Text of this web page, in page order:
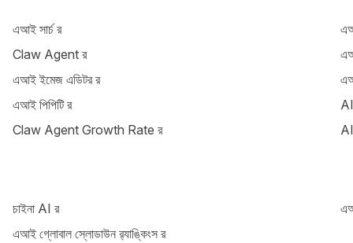
এআই সার্চ র‌‍‍‍‍‍‍‍‍‍‍‍‍‍‍‍‍‍‍‍‍‍‍‍‍‍‍‍‍‍‍‍‍‍‍‍‍‍‍‍‍‍‍‍‍‍‍‍‍‍‍‍‍‍‍‍‍‍‍‍‍‍‍‍‍‍‍‍‍‍‍‍‍‍‍‍‍‍‍‍‍‍‍‍‍‍‍‍‍‍‍‍‍‍‍‍‍‍‍‍‍‍‍‍‍‍‍‍‍‍‍‍‍‍‍‍‍‍‍‍‍‍‍‍‍‍‍‍‍‍‍‍‍‍‍‍‍‍‍‍‍‍‍‍‍‍‍‍‍‍‍‍‍‍‍‍‍‍‍‍‍‍‍‍‍‍‍‍‍‍‍‍‍‍‍‍‍‍‍‍‍‍‍‍‍‍‍‍‍‍‍‍‍‍‍‍‍‍‍‍‍‍‍‍‍‍‍‍‍‍‍‍‍‍‍‍‍‍‍‍‍‍‍‍‍‍‍‍‍‍‍‍‍‍‍‍‍‍‍‍‍‍‍‍‍‍‍‍‍‍‍‍‍‍‍‍‍‍‍‍‍‍‍‍‍‍‍‍‍‍‍‍‍‍‍‍‍‍‍‍‍‍‍‍‍‍‍‍‍‍‍‍‍‍‍‍‍‍‍‍‍‍‍‍‍‍‍‍‍‍‍‍‍‍‍‍‍‍‍‍‍‍‍‍‍‍‍‍‍‍‍‍‍‍‍‍‍‍‍‍‍‍‍‍‍‍‍‍‍‍‍‍‍‍‍‍‍‍‍‍‍‍‍‍‍‍‍‍‍‍‍‍‍‍‍‍‍‍‍‍‍‍‍‍‍‍‍‍‍‍‍‍‍‍‍‍‍‍‍‍‍‍‍‍‍‍‍‍‍‍‍‍‍‍‍‍‍‍‍‍‍‍‍‍‍‍‍‍‍‍‍‍‍‍‍‍‍‍‍‍‍‍‍‍‍‍‍‍‍‍‍‍‍‍‍‍‍‍‍‍‍‍‍‍‍‍‍‍‍‍‍‍‍‍‍‍‍‍‍‍‍‍‍‍‍‍‍‍‍‍‍‍‍‍‍‍‍‍‍‍‍‍‍‍‍‍‍‍‍‍‍‍‍‍‍‍‍‍‍‍‍‍‍‍‍‍‍‍‍‍‍‍‍‍‍‍‍‍‍‍‍‍‍‍‍‍‍‍‍‍‍‍‍‍‍‍‍‍‍‍‍‍‍‍‍‍‍‍‍‍‍‍‍‍‍‍‍‍‍‍‍‍‍‍‍‍‍‍‍‍‍‍‍‍‍‍‍‍‍‍‍‍‍‍‍‍‍‍‍‍‍‍‍‍‍‍‍‍‍‍‍‍‍‍‍‍‍‍‍‍‍‍‍‍‍‍‍‍‍‍‍‍‍‍‍‍‍‍‍‍‍‍‍‍‍‍‍‍‍‍‍‍‍‍‍‍‍‍‍‍‍‍‍‍‍‍‍‍‍‍‍‍‍‍‍‍‍‍‍‍‍‍‍‍‍‍‍‍‍‍‍‍‍‍‍‍‍‍‍‍‍‍‍‍‍‍‍‍‍‍‍‍‍‍‍‍‍‍‍‍‍‍‍‍‍‍‍‍‍‍‍‍‍‍‍‍‍‍‍‍‍‍‍‍‍‍‍‍‍‍‍‍‍‍‍‍‍‍‍‍‍‍‍‍‍‍‍‍‍‍‍‍‍‍‍‍‍‍‍‍‍‍‍‍‍‍‍‍‍‍‍‍‍‍‍‍‍‍‍‍‍‍‍‍‍‍‍‍‍‍‍‍‍‍‍‍‍‍‍‍‍‍‍‍‍‍‍‍‍‍‍‍‍‍‍‍‍‍‍‍‍‍‍‍‍‍‍‍‍‍‍‍‍‍‍‍‍‍‍‍‍‍‍‍‍‍‍‍‍‍‍‍‍‍‍‍‍‍‍‍‍‍‍‍‍‍‍‍‍‍‍‍‍‍‍‍‍‍‍‍‍‍‍‍‍‍‍‍‍‍‍‍‍‍‍‍‍‍‍‍‍‍‍‍‍‍‍‍‍‍‍‍‍‍‍‍‍‍‍‍‍‍‍‍‍‍‍‍‍‍‍‍‍‍‍‍‍‍‍‍‍‍‍‍‍‍‍‍‍‍‍‍‍‍‍‍‍‍‍‍‍‍‍‍‍‍‍‍‍‍‍‍‍‍‍‍‍‍‍‍‍‍‍‍‍‍‍‍‍‍‍‍‍‍‍‍‍‍‍‍‍‍‍‍‍‍‍‍‍‍‍‍‍‍‍‍‍‍‍‍‍‍‍‍‍‍‍‍‍‍‍‍‍‍‍‍‍‍‍‍‍‍‍‍‍‍‍‍‍‍‍‍‍‍‍‍‍‍‍‍‍‍‍‍‍‍‍‍‍‍‍‍‍‍‍‍‍‍‍‍‍‍‍‍‍‍‍‍‍‍‍‍‍‍‍‍‍‍‍‍‍‍‍‍‍‍‍‍‍‍‍‍‍‍‍‍‍‍‍‍‍‍‍‍‍‍‍‍‍‍‍‍‍‍‍‍‍‍‍‍‍‍‍‍‍‍‍‍‍‍‍‍‍‍‍‍‍‍‍‍‍‍‍‍‍‍‍‍‍‍‍‍‍‍‍‍‍‍‍‍‍‍‍‍‍‍‍‍‍‍‍‍‍‍‍‍‍‍‍‍‍‍‍‍‍‍‍‍‍‍‍‍‍‍‍‍‍‍‍‍‍‍‍‍‍‍‍‍‍‍‍‍‍‍‍‍‍‍‍‍‍‍‍‍‍‍‍‍‍‍‍‍‍‍‍‍‍‍‍‍‍‍‍‍‍‍‍‍‍‍‍‍‍‍‍‍‍‍‍‍‍‍‍‍‍‍‍‍‍‍‍‍‍‍‍‍‍‍‍‍‍‍‍‍‍‍‍‍‍‍‍‍‍‍‍‍‍‍‍‍‍‍‍‍‍‍‍‍‍‍‍‍‍‍‍‍‍‍‍‍‍‍‍‍‍‍‍‍‍‍‍‍‍‍‍‍‍‍‍‍‍‍‍‍‍‍‍‍‍‍‍‍‍‍‍‍‍‍‍‍‍‍‍‍‍‍‍‍‍‍‍‍‍‍‍‍‍‍‍‍‍‍‍‍‍‍‍‍‍‍‍‍‍‍‍‍‍‍‍‍‍‍‍‍‍‍‍‍‍‍‍‍‍‍‍‍‍‍‍‍‍‍‍‍‍‍‍‍‍‍‍‍‍‍‍‍‍‍‍‍‍‍‍‍‍‍‍‍‍‍‍‍‍‍‍‍‍‍‍‍‍‍‍‍‍‍‍‍‍‍‍‍‍‍‍‍‍‍‍‍‍‍‍‍‍‍‍‍‍‍‍‍‍‍‍‍‍‍‍‍‍‍‍‍‍‍‍‍‍‍‍‍‍‍‍‍‍‍‍‍‍‍‍‍‍‍‍‍‍‍‍‍‍‍‍‍‍‍‍‍‍‍‍‍‍‍‍‍‍‍‍‍‍‍‍‍‍‍‍‍‍‍‍‍‍‍‍‍‍‍‍‍‍‍‍‍‍‍‍‍‍‍‍‍‍‍‍‍‍‍‍‍‍‍‍‍‍‍‍‍‍‍‍‍‍‍‍‍‍‍‍‍‍‍‍‍‍‍‍‍‍‍‍‍‍‍‍‍‍‍‍‍‍‍‍‍‍‍‍‍‍‍‍‍‍‍‍‍‍‍‍‍‍‍‍‍‍‍‍‍‍‍‍‍‍‍‍‍‍‍‍‍‍‍‍‍‍‍‍‍‍‍‍‍‍‍‍‍‍‍‍‍‍‍‍‍‍‍‍‍‍‍‍‍‍‍‍‍‍‍‍‍‍‍‍‍‍‍‍‍‍‍‍‍‍‍‍‍‍‍‍‍‍‍‍‍‍‍‍‍‍‍‍‍‍‍‍‍‍‍‍‍‍‍‍‍‍‍‍‍‍‍‍‍‍‍‍‍‍‍‍‍‍‍‍‍‍‍‍‍‍‍‍‍‍‍‍‍‍‍‍‍‍‍‍‍‍‍‍‍‍‍‍‍‍‍‍‍‍‍‍‍‍‍‍‍‍‍‍‍‍‍‍‍‍‍‍‍‍‍‍‍‍‍‍‍‍‍‍‍‍‍‍‍‍‍‍‍‍‍‍‍‍‍‍‍‍‍‍‍‍‍‍‍‍‍‍‍‍‍‍‍‍‍‍‍‍‍‍‍‍‍‍‍‍‍‍‍‍‍‍‍‍‍‍‍‍‍‍‍‍‍‍‍‍‍‍‍‍‍‍‍‍‍‍‍‍‍‍‍‍‍‍‍‍‍‍‍‍‍‍‍‍‍‍‍‍‍‍‍‍‍‍‍‍‍‍‍‍
Claw Agent র‌‍‍‍‍‍‍‍‍‍‍‍‍‍‍‍‍‍‍‍‍‍‍‍‍‍‍‍‍‍‍‍‍‍‍‍‍‍‍‍‍‍‍‍‍‍‍‍‍‍‍‍‍‍‍‍‍‍‍‍‍‍‍‍‍‍‍‍‍‍‍‍‍‍‍‍‍‍‍‍‍‍‍‍‍‍‍‍‍‍‍‍‍‍‍‍‍‍‍‍‍‍‍‍‍‍‍‍‍‍‍‍‍‍‍‍‍‍‍‍‍‍‍‍‍‍‍‍‍‍‍‍‍‍‍‍‍‍‍‍‍‍‍‍‍‍‍‍‍‍‍‍‍‍‍‍‍‍‍‍‍‍‍‍‍‍‍‍‍‍‍‍‍‍‍‍‍‍‍‍‍‍‍‍‍‍‍‍‍‍‍‍‍‍‍‍‍‍‍‍‍‍‍‍‍‍‍‍‍‍‍‍‍‍‍‍‍‍‍‍‍‍‍‍‍‍‍‍‍‍‍‍‍‍‍‍‍‍‍‍‍‍‍‍‍‍‍‍‍‍‍‍‍‍‍‍‍‍‍‍‍‍‍‍‍‍‍‍‍‍‍‍‍‍‍‍‍‍‍‍‍‍‍‍‍‍‍‍‍‍‍‍‍‍‍‍‍‍‍‍‍‍‍‍‍‍‍‍‍‍‍‍‍‍‍‍‍‍‍‍‍‍‍‍‍‍‍‍‍‍‍‍‍‍‍‍‍‍‍‍‍‍‍‍‍‍‍‍‍‍‍‍‍‍‍‍‍‍‍‍‍‍‍‍‍‍‍‍‍‍‍‍‍‍‍‍‍‍‍‍‍‍‍‍‍‍‍‍‍‍‍‍‍‍‍‍‍‍‍‍‍‍‍‍‍‍‍‍‍‍‍‍‍‍‍‍‍‍‍‍‍‍‍‍‍‍‍‍‍‍‍‍‍‍‍‍‍‍‍‍‍‍‍‍‍‍‍‍‍‍‍‍‍‍‍‍‍‍‍‍‍‍‍‍‍‍‍‍‍‍‍‍‍‍‍‍‍‍‍‍‍‍‍‍‍‍‍‍‍‍‍‍‍‍‍‍‍‍‍‍‍‍‍‍‍‍‍‍‍‍‍‍‍‍‍‍‍‍‍‍‍‍‍‍‍‍‍‍‍‍‍‍‍‍‍‍‍‍‍‍‍‍‍‍‍‍‍‍‍‍‍‍‍‍‍‍‍‍‍‍‍‍‍‍‍‍‍‍‍‍‍‍‍‍‍‍‍‍‍‍‍‍‍‍‍‍‍‍‍‍‍‍‍‍‍‍‍‍‍‍‍‍‍‍‍‍‍‍‍‍‍‍‍‍‍‍‍‍‍‍‍‍‍‍‍‍‍‍‍‍‍‍‍‍‍‍‍‍‍‍‍‍‍‍‍‍‍‍‍‍‍‍‍‍‍‍‍‍‍‍‍‍‍‍‍‍‍‍‍‍‍‍‍‍‍‍‍‍‍‍‍‍‍‍‍‍‍‍‍‍‍‍‍‍‍‍‍‍‍‍‍‍‍‍‍‍‍‍‍‍‍‍‍‍‍‍‍‍‍‍‍‍‍‍‍‍‍‍‍‍‍‍‍‍‍‍‍‍‍‍‍‍‍‍‍‍‍‍‍‍‍‍‍‍‍‍‍‍‍‍‍‍‍‍‍‍‍‍‍‍‍‍‍‍‍‍‍‍‍‍‍‍‍‍‍‍‍‍‍‍‍‍‍‍‍‍‍‍‍‍‍‍‍‍‍‍‍‍‍‍‍‍‍‍‍‍‍‍‍‍‍‍‍‍‍‍‍‍‍‍‍‍‍‍‍‍‍‍‍‍‍‍‍‍‍‍‍‍‍‍‍‍‍‍‍‍‍‍‍‍‍‍‍‍‍‍‍‍‍‍‍‍‍‍‍‍‍‍‍‍‍‍‍‍‍‍‍‍‍‍‍‍‍‍‍‍‍‍‍‍‍‍‍‍‍‍‍‍‍‍‍‍‍‍‍‍‍‍‍‍‍‍‍‍‍‍‍‍‍‍‍‍‍‍‍‍‍‍‍‍‍‍‍‍‍‍‍‍‍‍‍‍‍‍‍‍‍‍‍‍‍‍‍‍‍‍‍‍‍‍‍‍‍‍‍‍‍‍‍‍‍‍‍‍‍‍‍‍‍‍‍‍‍‍‍‍‍‍‍‍‍‍‍‍‍‍‍‍‍‍‍‍‍‍‍‍‍‍‍‍‍‍‍‍‍‍‍‍‍‍‍‍‍‍‍‍‍‍‍‍‍‍‍‍‍‍‍‍‍‍‍‍‍‍‍‍‍‍‍‍‍‍‍‍‍‍‍‍‍‍‍‍‍‍‍‍‍‍‍‍‍‍‍‍‍‍‍‍‍‍‍‍‍‍‍‍‍‍‍‍‍‍‍‍‍‍‍‍‍‍‍‍‍‍‍‍‍‍‍‍‍‍‍‍‍‍‍‍‍‍‍‍‍‍‍‍‍‍‍‍‍‍‍‍‍‍‍‍‍‍‍‍‍‍‍‍‍‍‍‍‍‍‍‍‍‍‍‍‍‍‍‍‍‍‍‍‍‍‍‍‍‍‍‍‍‍‍‍‍‍‍‍‍‍‍‍‍‍‍‍‍‍‍‍‍‍‍‍‍‍‍‍‍‍‍‍‍‍‍‍‍‍‍‍‍‍‍‍‍‍‍‍‍‍‍‍‍‍‍‍‍‍‍‍‍‍‍‍‍‍‍‍‍‍‍‍‍‍‍‍‍‍‍‍‍‍‍‍‍‍‍‍‍‍‍‍‍‍‍‍‍‍‍‍‍‍‍‍‍‍‍‍‍‍‍‍‍‍‍‍‍‍‍‍‍‍‍‍‍‍‍‍‍‍‍‍‍‍‍‍‍‍‍‍‍‍‍‍‍‍‍‍‍‍‍‍‍‍‍‍‍‍‍‍‍‍‍‍‍‍‍‍‍‍‍‍‍‍‍‍‍‍‍‍‍‍‍‍‍‍‍‍‍‍‍‍‍‍‍‍‍‍‍‍‍‍‍‍‍‍‍‍‍‍‍‍‍‍‍‍‍‍‍‍‍‍‍‍‍‍‍‍‍‍‍‍‍‍‍‍‍‍‍‍‍‍‍‍‍‍‍‍‍‍‍‍‍‍‍‍‍‍‍‍‍‍‍‍‍‍‍‍‍‍‍‍‍‍‍‍‍‍‍‍‍‍‍‍‍‍‍‍‍‍‍‍‍‍‍‍‍‍‍‍‍‍‍‍‍‍‍‍‍‍‍‍‍‍‍‍‍‍‍‍‍‍‍‍‍‍‍‍‍‍‍‍‍‍‍‍‍‍‍‍‍‍‍‍‍‍‍‍‍‍‍‍‍‍‍‍‍‍‍‍‍‍‍‍‍‍‍‍‍‍‍‍‍‍‍‍‍‍‍‍‍‍‍‍‍‍‍‍‍‍‍‍‍‍‍‍‍‍‍‍‍‍‍‍‍‍‍‍‍‍‍‍‍‍‍‍‍‍‍‍‍‍‍‍‍‍‍‍‍‍‍‍‍‍‍‍‍‍‍‍‍‍‍‍‍‍‍‍‍‍‍‍‍‍‍‍‍‍‍‍‍‍‍‍‍‍‍‍‍‍‍‍‍‍‍‍‍‍‍‍‍‍‍‍‍‍‍‍‍‍‍‍‍‍‍‍‍‍‍‍‍‍‍‍‍‍‍‍‍‍‍‍‍‍‍‍‍‍‍‍‍‍‍‍‍‍‍‍‍‍‍‍‍‍‍‍‍‍‍‍‍‍‍‍‍‍‍‍‍‍‍‍‍‍‍‍‍‍‍‍‍‍‍‍‍‍‍‍‍‍‍‍‍‍‍‍‍‍‍‍‍‍‍‍‍‍‍‍‍‍‍‍‍‍‍‍‍‍‍‍‍‍‍‍‍‍‍‍‍‍‍‍‍‍‍‍‍‍‍‍‍‍‍‍‍‍‍‍‍‍‍‍‍‍‍‍‍‍‍‍‍‍‍‍‍‍‍‍‍‍‍‍‍‍‍‍‍‍‍‍‍‍‍‍‍‍‍‍‍‍‍‍‍‍‍‍‍‍‍‍‍‍‍‍‍‍‍‍‍‍‍‍‍‍‍‍‍‍‍‍‍‍‍‍‍‍‍‍‍‍‍‍‍‍‍‍‍‍‍‍‍‍‍‍‍‍‍‍‍‍‍‍‍‍‍‍‍‍‍‍‍‍‍‍‍‍‍‍‍‍‍‍‍‍‍‍‍‍‍‍‍‍‍‍‍‍‍‍‍‍‍‍‍‍‍‍‍‍‍‍‍‍‍‍‍‍‍‍‍‍‍‍‍‍‍‍‍‍‍‍‍‍‍‍‍‍‍‍‍‍‍‍‍‍‍
এআই ইমেজ এডিটর র‌‍‍‍‍‍‍‍‍‍‍‍‍‍‍‍‍‍‍‍‍‍‍‍‍‍‍‍‍‍‍‍‍‍‍‍‍‍‍‍‍‍‍‍‍‍‍‍‍‍‍‍‍‍‍‍‍‍‍‍‍‍‍‍‍‍‍‍‍‍‍‍‍‍‍‍‍‍‍‍‍‍‍‍‍‍‍‍‍‍‍‍‍‍‍‍‍‍‍‍‍‍‍‍‍‍‍‍‍‍‍‍‍‍‍‍‍‍‍‍‍‍‍‍‍‍‍‍‍‍‍‍‍‍‍‍‍‍‍‍‍‍‍‍‍‍‍‍‍‍‍‍‍‍‍‍‍‍‍‍‍‍‍‍‍‍‍‍‍‍‍‍‍‍‍‍‍‍‍‍‍‍‍‍‍‍‍‍‍‍‍‍‍‍‍‍‍‍‍‍‍‍‍‍‍‍‍‍‍‍‍‍‍‍‍‍‍‍‍‍‍‍‍‍‍‍‍‍‍‍‍‍‍‍‍‍‍‍‍‍‍‍‍‍‍‍‍‍‍‍‍‍‍‍‍‍‍‍‍‍‍‍‍‍‍‍‍‍‍‍‍‍‍‍‍‍‍‍‍‍‍‍‍‍‍‍‍‍‍‍‍‍‍‍‍‍‍‍‍‍‍‍‍‍‍‍‍‍‍‍‍‍‍‍‍‍‍‍‍‍‍‍‍‍‍‍‍‍‍‍‍‍‍‍‍‍‍‍‍‍‍‍‍‍‍‍‍‍‍‍‍‍‍‍‍‍‍‍‍‍‍‍‍‍‍‍‍‍‍‍‍‍‍‍‍‍‍‍‍‍‍‍‍‍‍‍‍‍‍‍‍‍‍‍‍‍‍‍‍‍‍‍‍‍‍‍‍‍‍‍‍‍‍‍‍‍‍‍‍‍‍‍‍‍‍‍‍‍‍‍‍‍‍‍‍‍‍‍‍‍‍‍‍‍‍‍‍‍‍‍‍‍‍‍‍‍‍‍‍‍‍‍‍‍‍‍‍‍‍‍‍‍‍‍‍‍‍‍‍‍‍‍‍‍‍‍‍‍‍‍‍‍‍‍‍‍‍‍‍‍‍‍‍‍‍‍‍‍‍‍‍‍‍‍‍‍‍‍‍‍‍‍‍‍‍‍‍‍‍‍‍‍‍‍‍‍‍‍‍‍‍‍‍‍‍‍‍‍‍‍‍‍‍‍‍‍‍‍‍‍‍‍‍‍‍‍‍‍‍‍‍‍‍‍‍‍‍‍‍‍‍‍‍‍‍‍‍‍‍‍‍‍‍‍‍‍‍‍‍‍‍‍‍‍‍‍‍‍‍‍‍‍‍‍‍‍‍‍‍‍‍‍‍‍‍‍‍‍‍‍‍‍‍‍‍‍‍‍‍‍‍‍‍‍‍‍‍‍‍‍‍‍‍‍‍‍‍‍‍‍‍‍‍‍‍‍‍‍‍‍‍‍‍‍‍‍‍‍‍‍‍‍‍‍‍‍‍‍‍‍‍‍‍‍‍‍‍‍‍‍‍‍‍‍‍‍‍‍‍‍‍‍‍‍‍‍‍‍‍‍‍‍‍‍‍‍‍‍‍‍‍‍‍‍‍‍‍‍‍‍‍‍‍‍‍‍‍‍‍‍‍‍‍‍‍‍‍‍‍‍‍‍‍‍‍‍‍‍‍‍‍‍‍‍‍‍‍‍‍‍‍‍‍‍‍‍‍‍‍‍‍‍‍‍‍‍‍‍‍‍‍‍‍‍‍‍‍‍‍‍‍‍‍‍‍‍‍‍‍‍‍‍‍‍‍‍‍‍‍‍‍‍‍‍‍‍‍‍‍‍‍‍‍‍‍‍‍‍‍‍‍‍‍‍‍‍‍‍‍‍‍‍‍‍‍‍‍‍‍‍‍‍‍‍‍‍‍‍‍‍‍‍‍‍‍‍‍‍‍‍‍‍‍‍‍‍‍‍‍‍‍‍‍‍‍‍‍‍‍‍‍‍‍‍‍‍‍‍‍‍‍‍‍‍‍‍‍‍‍‍‍‍‍‍‍‍‍‍‍‍‍‍‍‍‍‍‍‍‍‍‍‍‍‍‍‍‍‍‍‍‍‍‍‍‍‍‍‍‍‍‍‍‍‍‍‍‍‍‍‍‍‍‍‍‍‍‍‍‍‍‍‍‍‍‍‍‍‍‍‍‍‍‍‍‍‍‍‍‍‍‍‍‍‍‍‍‍‍‍‍‍‍‍‍‍‍‍‍‍‍‍‍‍‍‍‍‍‍‍‍‍‍‍‍‍‍‍‍‍‍‍‍‍‍‍‍‍‍‍‍‍‍‍‍‍‍‍‍‍‍‍‍‍‍‍‍‍‍‍‍‍‍‍‍‍‍‍‍‍‍‍‍‍‍‍‍‍‍‍‍‍‍‍‍‍‍‍‍‍‍‍‍‍‍‍‍‍‍‍‍‍‍‍‍‍‍‍‍‍‍‍‍‍‍‍‍‍‍‍‍‍‍‍‍‍‍‍‍‍‍‍‍‍‍‍‍‍‍‍‍‍‍‍‍‍‍‍‍‍‍‍‍‍‍‍‍‍‍‍‍‍‍‍‍‍‍‍‍‍‍‍‍‍‍‍‍‍‍‍‍‍‍‍‍‍‍‍‍‍‍‍‍‍‍‍‍‍‍‍‍‍‍‍‍‍‍‍‍‍‍‍‍‍‍‍‍‍‍‍‍‍‍‍‍‍‍‍‍‍‍‍‍‍‍‍‍‍‍‍‍‍‍‍‍‍‍‍‍‍‍‍‍‍‍‍‍‍‍‍‍‍‍‍‍‍‍‍‍‍‍‍‍‍‍‍‍‍‍‍‍‍‍‍‍‍‍‍‍‍‍‍‍‍‍‍‍‍‍‍‍‍‍‍‍‍‍‍‍‍‍‍‍‍‍‍‍‍‍‍‍‍‍‍‍‍‍‍‍‍‍‍‍‍‍‍‍‍‍‍‍‍‍‍‍‍‍‍‍‍‍‍‍‍‍‍‍‍‍‍‍‍‍‍‍‍‍‍‍‍‍‍‍‍‍‍‍‍‍‍‍‍‍‍‍‍‍‍‍‍‍‍‍‍‍‍‍‍‍‍‍‍‍‍‍‍‍‍‍‍‍‍‍‍‍‍‍‍‍‍‍‍‍‍‍‍‍‍‍‍‍‍‍‍‍‍‍‍‍‍‍‍‍‍‍‍‍‍‍‍‍‍‍‍‍‍‍‍‍‍‍‍‍‍‍‍‍‍‍‍‍‍‍‍‍‍‍‍‍‍‍‍‍‍‍‍‍‍‍‍‍‍‍‍‍‍‍‍‍‍‍‍‍‍‍‍‍‍‍‍‍‍‍‍‍‍‍‍‍‍‍‍‍‍‍‍‍‍‍‍‍‍‍‍‍‍‍‍‍‍‍‍‍‍‍‍‍‍‍‍‍‍‍‍‍‍‍‍‍‍‍‍‍‍‍‍‍‍‍‍‍‍‍‍‍‍‍‍‍‍‍‍‍‍‍‍‍‍‍‍‍‍‍‍‍‍‍‍‍‍‍‍‍‍‍‍‍‍‍‍‍‍‍‍‍‍‍‍‍‍‍‍‍‍‍‍‍‍‍‍‍‍‍‍‍‍‍‍‍‍‍‍‍‍‍‍‍‍‍‍‍‍‍‍‍‍‍‍‍‍‍‍‍‍‍‍‍‍‍‍‍‍‍‍‍‍‍‍‍‍‍‍‍‍‍‍‍‍‍‍‍‍‍‍‍‍‍‍‍‍‍‍‍‍‍‍‍‍‍‍‍‍‍‍‍‍‍‍‍‍‍‍‍‍‍‍‍‍‍‍‍‍‍‍‍‍‍‍‍‍‍‍‍‍‍‍‍‍‍‍‍‍‍‍‍‍‍‍‍‍‍‍‍‍‍‍‍‍‍‍‍‍‍‍‍‍‍‍‍‍‍‍‍‍‍‍‍‍‍‍‍‍‍‍‍‍‍‍‍‍‍‍‍‍‍‍‍‍‍‍‍‍‍‍‍‍‍‍‍‍‍‍‍‍‍‍‍‍‍‍‍‍‍‍‍‍‍‍‍‍‍‍‍‍‍‍‍‍‍‍‍‍‍‍‍‍‍‍‍‍‍‍‍‍‍‍‍‍‍‍‍‍‍‍‍‍‍‍‍‍‍‍‍‍‍‍‍‍‍‍‍‍‍‍‍‍‍‍‍‍‍‍‍‍‍‍‍‍‍‍‍‍‍‍‍‍‍‍‍‍‍‍‍‍‍‍‍‍‍‍‍‍‍‍‍‍‍‍‍‍‍‍‍‍‍‍‍‍‍‍‍‍‍‍‍‍‍‍‍‍‍‍‍‍‍‍‍‍‍‍‍‍‍‍‍‍‍‍‍‍
এআই পিপিটি র‌‍‍‍‍‍‍‍‍‍‍‍‍‍‍‍‍‍‍‍‍‍‍‍‍‍‍‍‍‍‍‍‍‍‍‍‍‍‍‍‍‍‍‍‍‍‍‍‍‍‍‍‍‍‍‍‍‍‍‍‍‍‍‍‍‍‍‍‍‍‍‍‍‍‍‍‍‍‍‍‍‍‍‍‍‍‍‍‍‍‍‍‍‍‍‍‍‍‍‍‍‍‍‍‍‍‍‍‍‍‍‍‍‍‍‍‍‍‍‍‍‍‍‍‍‍‍‍‍‍‍‍‍‍‍‍‍‍‍‍‍‍‍‍‍‍‍‍‍‍‍‍‍‍‍‍‍‍‍‍‍‍‍‍‍‍‍‍‍‍‍‍‍‍‍‍‍‍‍‍‍‍‍‍‍‍‍‍‍‍‍‍‍‍‍‍‍‍‍‍‍‍‍‍‍‍‍‍‍‍‍‍‍‍‍‍‍‍‍‍‍‍‍‍‍‍‍‍‍‍‍‍‍‍‍‍‍‍‍‍‍‍‍‍‍‍‍‍‍‍‍‍‍‍‍‍‍‍‍‍‍‍‍‍‍‍‍‍‍‍‍‍‍‍‍‍‍‍‍‍‍‍‍‍‍‍‍‍‍‍‍‍‍‍‍‍‍‍‍‍‍‍‍‍‍‍‍‍‍‍‍‍‍‍‍‍‍‍‍‍‍‍‍‍‍‍‍‍‍‍‍‍‍‍‍‍‍‍‍‍‍‍‍‍‍‍‍‍‍‍‍‍‍‍‍‍‍‍‍‍‍‍‍‍‍‍‍‍‍‍‍‍‍‍‍‍‍‍‍‍‍‍‍‍‍‍‍‍‍‍‍‍‍‍‍‍‍‍‍‍‍‍‍‍‍‍‍‍‍‍‍‍‍‍‍‍‍‍‍‍‍‍‍‍‍‍‍‍‍‍‍‍‍‍‍‍‍‍‍‍‍‍‍‍‍‍‍‍‍‍‍‍‍‍‍‍‍‍‍‍‍‍‍‍‍‍‍‍‍‍‍‍‍‍‍‍‍‍‍‍‍‍‍‍‍‍‍‍‍‍‍‍‍‍‍‍‍‍‍‍‍‍‍‍‍‍‍‍‍‍‍‍‍‍‍‍‍‍‍‍‍‍‍‍‍‍‍‍‍‍‍‍‍‍‍‍‍‍‍‍‍‍‍‍‍‍‍‍‍‍‍‍‍‍‍‍‍‍‍‍‍‍‍‍‍‍‍‍‍‍‍‍‍‍‍‍‍‍‍‍‍‍‍‍‍‍‍‍‍‍‍‍‍‍‍‍‍‍‍‍‍‍‍‍‍‍‍‍‍‍‍‍‍‍‍‍‍‍‍‍‍‍‍‍‍‍‍‍‍‍‍‍‍‍‍‍‍‍‍‍‍‍‍‍‍‍‍‍‍‍‍‍‍‍‍‍‍‍‍‍‍‍‍‍‍‍‍‍‍‍‍‍‍‍‍‍‍‍‍‍‍‍‍‍‍‍‍‍‍‍‍‍‍‍‍‍‍‍‍‍‍‍‍‍‍‍‍‍‍‍‍‍‍‍‍‍‍‍‍‍‍‍‍‍‍‍‍‍‍‍‍‍‍‍‍‍‍‍‍‍‍‍‍‍‍‍‍‍‍‍‍‍‍‍‍‍‍‍‍‍‍‍‍‍‍‍‍‍‍‍‍‍‍‍‍‍‍‍‍‍‍‍‍‍‍‍‍‍‍‍‍‍‍‍‍‍‍‍‍‍‍‍‍‍‍‍‍‍‍‍‍‍‍‍‍‍‍‍‍‍‍‍‍‍‍‍‍‍‍‍‍‍‍‍‍‍‍‍‍‍‍‍‍‍‍‍‍‍‍‍‍‍‍‍‍‍‍‍‍‍‍‍‍‍‍‍‍‍‍‍‍‍‍‍‍‍‍‍‍‍‍‍‍‍‍‍‍‍‍‍‍‍‍‍‍‍‍‍‍‍‍‍‍‍‍‍‍‍‍‍‍‍‍‍‍‍‍‍‍‍‍‍‍‍‍‍‍‍‍‍‍‍‍‍‍‍‍‍‍‍‍‍‍‍‍‍‍‍‍‍‍‍‍‍‍‍‍‍‍‍‍‍‍‍‍‍‍‍‍‍‍‍‍‍‍‍‍‍‍‍‍‍‍‍‍‍‍‍‍‍‍‍‍‍‍‍‍‍‍‍‍‍‍‍‍‍‍‍‍‍‍‍‍‍‍‍‍‍‍‍‍‍‍‍‍‍‍‍‍‍‍‍‍‍‍‍‍‍‍‍‍‍‍‍‍‍‍‍‍‍‍‍‍‍‍‍‍‍‍‍‍‍‍‍‍‍‍‍‍‍‍‍‍‍‍‍‍‍‍‍‍‍‍‍‍‍‍‍‍‍‍‍‍‍‍‍‍‍‍‍‍‍‍‍‍‍‍‍‍‍‍‍‍‍‍‍‍‍‍‍‍‍‍‍‍‍‍‍‍‍‍‍‍‍‍‍‍‍‍‍‍‍‍‍‍‍‍‍‍‍‍‍‍‍‍‍‍‍‍‍‍‍‍‍‍‍‍‍‍‍‍‍‍‍‍‍‍‍‍‍‍‍‍‍‍‍‍‍‍‍‍‍‍‍‍‍‍‍‍‍‍‍‍‍‍‍‍‍‍‍‍‍‍‍‍‍‍‍‍‍‍‍‍‍‍‍‍‍‍‍‍‍‍‍‍‍‍‍‍‍‍‍‍‍‍‍‍‍‍‍‍‍‍‍‍‍‍‍‍‍‍‍‍‍‍‍‍‍‍‍‍‍‍‍‍‍‍‍‍‍‍‍‍‍‍‍‍‍‍‍‍‍‍‍‍‍‍‍‍‍‍‍‍‍‍‍‍‍‍‍‍‍‍‍‍‍‍‍‍‍‍‍‍‍‍‍‍‍‍‍‍‍‍‍‍‍‍‍‍‍‍‍‍‍‍‍‍‍‍‍‍‍‍‍‍‍‍‍‍‍‍‍‍‍‍‍‍‍‍‍‍‍‍‍‍‍‍‍‍‍‍‍‍‍‍‍‍‍‍‍‍‍‍‍‍‍‍‍‍‍‍‍‍‍‍‍‍‍‍‍‍‍‍‍‍‍‍‍‍‍‍‍‍‍‍‍‍‍‍‍‍‍‍‍‍‍‍‍‍‍‍‍‍‍‍‍‍‍‍‍‍‍‍‍‍‍‍‍‍‍‍‍‍‍‍‍‍‍‍‍‍‍‍‍‍‍‍‍‍‍‍‍‍‍‍‍‍‍‍‍‍‍‍‍‍‍‍‍‍‍‍‍‍‍‍‍‍‍‍‍‍‍‍‍‍‍‍‍‍‍‍‍‍‍‍‍‍‍‍‍‍‍‍‍‍‍‍‍‍‍‍‍‍‍‍‍‍‍‍‍‍‍‍‍‍‍‍‍‍‍‍‍‍‍‍‍‍‍‍‍‍‍‍‍‍‍‍‍‍‍‍‍‍‍‍‍‍‍‍‍‍‍‍‍‍‍‍‍‍‍‍‍‍‍‍‍‍‍‍‍‍‍‍‍‍‍‍‍‍‍‍‍‍‍‍‍‍‍‍‍‍‍‍‍‍‍‍‍‍‍‍‍‍‍‍‍‍‍‍‍‍‍‍‍‍‍‍‍‍‍‍‍‍‍‍‍‍‍‍‍‍‍‍‍‍‍‍‍‍‍‍‍‍‍‍‍‍‍‍‍‍‍‍‍‍‍‍‍‍‍‍‍‍‍‍‍‍‍‍‍‍‍‍‍‍‍‍‍‍‍‍‍‍‍‍‍‍‍‍‍‍‍‍‍‍‍‍‍‍‍‍‍‍‍‍‍‍‍‍‍‍‍‍‍‍‍‍‍‍‍‍‍‍‍‍‍‍‍‍‍‍‍‍‍‍‍‍‍‍‍‍‍‍‍‍‍‍‍‍‍‍‍‍‍‍‍‍‍‍‍‍‍‍‍‍‍‍‍‍‍‍‍‍‍‍‍‍‍‍‍‍‍‍‍‍‍‍‍‍‍‍‍‍‍‍‍‍‍‍‍‍‍‍‍‍‍‍‍‍‍‍‍‍‍‍‍‍‍‍‍‍‍‍‍‍‍‍‍‍‍‍‍‍‍‍‍‍‍‍‍‍‍‍‍‍‍‍‍‍‍‍‍‍‍‍‍‍‍‍‍‍‍‍‍‍‍‍‍‍‍‍‍‍‍‍‍‍‍‍‍‍‍‍‍‍‍‍‍‍‍‍‍‍‍‍‍‍‍‍‍‍‍‍‍‍‍‍‍‍‍‍‍‍‍‍‍‍‍‍‍‍‍‍‍‍‍‍‍‍‍‍‍‍‍‍‍‍‍‍‍‍‍‍‍‍‍‍‍‍‍‍‍‍‍‍‍‍‍‍
AI
Claw Agent Growth Rate র‌‍‍‍‍‍‍‍‍‍‍‍‍‍‍‍‍‍‍‍‍‍‍‍‍‍‍‍‍‍‍‍‍‍‍‍‍‍‍‍‍‍‍‍‍‍‍‍‍‍‍‍‍‍‍‍‍‍‍‍‍‍‍‍‍‍‍‍‍‍‍‍‍‍‍‍‍‍‍‍‍‍‍‍‍‍‍‍‍‍‍‍‍‍‍‍‍‍‍‍‍‍‍‍‍‍‍‍‍‍‍‍‍‍‍‍‍‍‍‍‍‍‍‍‍‍‍‍‍‍‍‍‍‍‍‍‍‍‍‍‍‍‍‍‍‍‍‍‍‍‍‍‍‍‍‍‍‍‍‍‍‍‍‍‍‍‍‍‍‍‍‍‍‍‍‍‍‍‍‍‍‍‍‍‍‍‍‍‍‍‍‍‍‍‍‍‍‍‍‍‍‍‍‍‍‍‍‍‍‍‍‍‍‍‍‍‍‍‍‍‍‍‍‍‍‍‍‍‍‍‍‍‍‍‍‍‍‍‍‍‍‍‍‍‍‍‍‍‍‍‍‍‍‍‍‍‍‍‍‍‍‍‍‍‍‍‍‍‍‍‍‍‍‍‍‍‍‍‍‍‍‍‍‍‍‍‍‍‍‍‍‍‍‍‍‍‍‍‍‍‍‍‍‍‍‍‍‍‍‍‍‍‍‍‍‍‍‍‍‍‍‍‍‍‍‍‍‍‍‍‍‍‍‍‍‍‍‍‍‍‍‍‍‍‍‍‍‍‍‍‍‍‍‍‍‍‍‍‍‍‍‍‍‍‍‍‍‍‍‍‍‍‍‍‍‍‍‍‍‍‍‍‍‍‍‍‍‍‍‍‍‍‍‍‍‍‍‍‍‍‍‍‍‍‍‍‍‍‍‍‍‍‍‍‍‍‍‍‍‍‍‍‍‍‍‍‍‍‍‍‍‍‍‍‍‍‍‍‍‍‍‍‍‍‍‍‍‍‍‍‍‍‍‍‍‍‍‍‍‍‍‍‍‍‍‍‍‍‍‍‍‍‍‍‍‍‍‍‍‍‍‍‍‍‍‍‍‍‍‍‍‍‍‍‍‍‍‍‍‍‍‍‍‍‍‍‍‍‍‍‍‍‍‍‍‍‍‍‍‍‍‍‍‍‍‍‍‍‍‍‍‍‍‍‍‍‍‍‍‍‍‍‍‍‍‍‍‍‍‍‍‍‍‍‍‍‍‍‍‍‍‍‍‍‍‍‍‍‍‍‍‍‍‍‍‍‍‍‍‍‍‍‍‍‍‍‍‍‍‍‍‍‍‍‍‍‍‍‍‍‍‍‍‍‍‍‍‍‍‍‍‍‍‍‍‍‍‍‍‍‍‍‍‍‍‍‍‍‍‍‍‍‍‍‍‍‍‍‍‍‍‍‍‍‍‍‍‍‍‍‍‍‍‍‍‍‍‍‍‍‍‍‍‍‍‍‍‍‍‍‍‍‍‍‍‍‍‍‍‍‍‍‍‍‍‍‍‍‍‍‍‍‍‍‍‍‍‍‍‍‍‍‍‍‍‍‍‍‍‍‍‍‍‍‍‍‍‍‍‍‍‍‍‍‍‍‍‍‍‍‍‍‍‍‍‍‍‍‍‍‍‍‍‍‍‍‍‍‍‍‍‍‍‍‍‍‍‍‍‍‍‍‍‍‍‍‍‍‍‍‍‍‍‍‍‍‍‍‍‍‍‍‍‍‍‍‍‍‍‍‍‍‍‍‍‍‍‍‍‍‍‍‍‍‍‍‍‍‍‍‍‍‍‍‍‍‍‍‍‍‍‍‍‍‍‍‍‍‍‍‍‍‍‍‍‍‍‍‍‍‍‍‍‍‍‍‍‍‍‍‍‍‍‍‍‍‍‍‍‍‍‍‍‍‍‍‍‍‍‍‍‍‍‍‍‍‍‍‍‍‍‍‍‍‍‍‍‍‍‍‍‍‍‍‍‍‍‍‍‍‍‍‍‍‍‍‍‍‍‍‍‍‍‍‍‍‍‍‍‍‍‍‍‍‍‍‍‍‍‍‍‍‍‍‍‍‍‍‍‍‍‍‍‍‍‍‍‍‍‍‍‍‍‍‍‍‍‍‍‍‍‍‍‍‍‍‍‍‍‍‍‍‍‍‍‍‍‍‍‍‍‍‍‍‍‍‍‍‍‍‍‍‍‍‍‍‍‍‍‍‍‍‍‍‍‍‍‍‍‍‍‍‍‍‍‍‍‍‍‍‍‍‍‍‍‍‍‍‍‍‍‍‍‍‍‍‍‍‍‍‍‍‍‍‍‍‍‍‍‍‍‍‍‍‍‍‍‍‍‍‍‍‍‍‍‍‍‍‍‍‍‍‍‍‍‍‍‍‍‍‍‍‍‍‍‍‍‍‍‍‍‍‍‍‍‍‍‍‍‍‍‍‍‍‍‍‍‍‍‍‍‍‍‍‍‍‍‍‍‍‍‍‍‍‍‍‍‍‍‍‍‍‍‍‍‍‍‍‍‍‍‍‍‍‍‍‍‍‍‍‍‍‍‍‍‍‍‍‍‍‍‍‍‍‍‍‍‍‍‍‍‍‍‍‍‍‍‍‍‍‍‍‍‍‍‍‍‍‍‍‍‍‍‍‍‍‍‍‍‍‍‍‍‍‍‍‍‍‍‍‍‍‍‍‍‍‍‍‍‍‍‍‍‍‍‍‍‍‍‍‍‍‍‍‍‍‍‍‍‍‍‍‍‍‍‍‍‍‍‍‍‍‍‍‍‍‍‍‍‍‍‍‍‍‍‍‍‍‍‍‍‍‍‍‍‍‍‍‍‍‍‍‍‍‍‍‍‍‍‍‍‍‍‍‍‍‍‍‍‍‍‍‍‍‍‍‍‍‍‍‍‍‍‍‍‍‍‍‍‍‍‍‍‍‍‍‍‍‍‍‍‍‍‍‍‍‍‍‍‍‍‍‍‍‍‍‍‍‍‍‍‍‍‍‍‍‍‍‍‍‍‍‍‍‍‍‍‍‍‍‍‍‍‍‍‍‍‍‍‍‍‍‍‍‍‍‍‍‍‍‍‍‍‍‍‍‍‍‍‍‍‍‍‍‍‍‍‍‍‍‍‍‍‍‍‍‍‍‍‍‍‍‍‍‍‍‍‍‍‍‍‍‍‍‍‍‍‍‍‍‍‍‍‍‍‍‍‍‍‍‍‍‍‍‍‍‍‍‍‍‍‍‍‍‍‍‍‍‍‍‍‍‍‍‍‍‍‍‍‍‍‍‍‍‍‍‍‍‍‍‍‍‍‍‍‍‍‍‍‍‍‍‍‍‍‍‍‍‍‍‍‍‍‍‍‍‍‍‍‍‍‍‍‍‍‍‍‍‍‍‍‍‍‍‍‍‍‍‍‍‍‍‍‍‍‍‍‍‍‍‍‍‍‍‍‍‍‍‍‍‍‍‍‍‍‍‍‍‍‍‍‍‍‍‍‍‍‍‍‍‍‍‍‍‍‍‍‍‍‍‍‍‍‍‍‍‍‍‍‍‍‍‍‍‍‍‍‍‍‍‍‍‍‍‍‍‍‍‍‍‍‍‍‍‍‍‍‍‍‍‍‍‍‍‍‍‍‍‍‍‍‍‍‍‍‍‍‍‍‍‍‍‍‍‍‍‍‍‍‍‍‍‍‍‍‍‍‍‍‍‍‍‍‍‍‍‍‍‍‍‍‍‍‍‍‍‍‍‍‍‍‍‍‍‍‍‍‍‍‍‍‍‍‍‍‍‍‍‍‍‍‍‍‍‍‍‍‍‍‍‍‍‍‍‍‍‍‍‍‍‍‍‍‍‍‍‍‍‍‍‍‍‍‍‍‍‍‍‍‍‍‍‍‍‍‍‍‍‍‍‍‍‍‍‍‍‍‍‍‍‍‍‍‍‍‍‍‍‍‍‍‍‍‍‍‍‍‍‍‍‍‍‍‍‍‍‍‍‍‍‍‍‍‍‍‍‍‍‍‍‍‍‍‍‍‍‍‍‍‍‍‍‍‍‍‍‍‍‍‍‍‍‍‍‍‍‍‍‍‍‍‍‍‍‍‍‍‍‍‍‍‍‍‍‍‍‍‍‍‍‍‍‍‍‍‍‍‍‍‍‍‍‍‍‍‍‍‍‍‍‍‍‍‍‍‍‍‍‍‍‍‍‍‍‍‍‍‍‍‍‍‍‍‍‍‍‍‍‍‍‍‍‍‍‍‍‍‍‍‍‍‍‍‍‍‍‍‍‍‍‍‍‍‍‍‍‍‍‍‍‍‍‍‍‍‍‍‍‍‍‍‍‍‍‍‍‍‍‍‍‍‍‍‍‍‍‍‍‍‍‍‍‍‍‍‍‍‍‍‍‍‍‍‍‍‍‍‍‍‍‍‍‍‍‍‍‍‍‍
চাইনা AI র‌‍‍‍‍‍‍‍‍‍‍‍‍‍‍‍‍‍‍‍‍‍‍‍‍‍‍‍‍‍‍‍‍‍‍‍‍‍‍‍‍‍‍‍‍‍‍‍‍‍‍‍‍‍‍‍‍‍‍‍‍‍‍‍‍‍‍‍‍‍‍‍‍‍‍‍‍‍‍‍‍‍‍‍‍‍‍‍‍‍‍‍‍‍‍‍‍‍‍‍‍‍‍‍‍‍‍‍‍‍‍‍‍‍‍‍‍‍‍‍‍‍‍‍‍‍‍‍‍‍‍‍‍‍‍‍‍‍‍‍‍‍‍‍‍‍‍‍‍‍‍‍‍‍‍‍‍‍‍‍‍‍‍‍‍‍‍‍‍‍‍‍‍‍‍‍‍‍‍‍‍‍‍‍‍‍‍‍‍‍‍‍‍‍‍‍‍‍‍‍‍‍‍‍‍‍‍‍‍‍‍‍‍‍‍‍‍‍‍‍‍‍‍‍‍‍‍‍‍‍‍‍‍‍‍‍‍‍‍‍‍‍‍‍‍‍‍‍‍‍‍‍‍‍‍‍‍‍‍‍‍‍‍‍‍‍‍‍‍‍‍‍‍‍‍‍‍‍‍‍‍‍‍‍‍‍‍‍‍‍‍‍‍‍‍‍‍‍‍‍‍‍‍‍‍‍‍‍‍‍‍‍‍‍‍‍‍‍‍‍‍‍‍‍‍‍‍‍‍‍‍‍‍‍‍‍‍‍‍‍‍‍‍‍‍‍‍‍‍‍‍‍‍‍‍‍‍‍‍‍‍‍‍‍‍‍‍‍‍‍‍‍‍‍‍‍‍‍‍‍‍‍‍‍‍‍‍‍‍‍‍‍‍‍‍‍‍‍‍‍‍‍‍‍‍‍‍‍‍‍‍‍‍‍‍‍‍‍‍‍‍‍‍‍‍‍‍‍‍‍‍‍‍‍‍‍‍‍‍‍‍‍‍‍‍‍‍‍‍‍‍‍‍‍‍‍‍‍‍‍‍‍‍‍‍‍‍‍‍‍‍‍‍‍‍‍‍‍‍‍‍‍‍‍‍‍‍‍‍‍‍‍‍‍‍‍‍‍‍‍‍‍‍‍‍‍‍‍‍‍‍‍‍‍‍‍‍‍‍‍‍‍‍‍‍‍‍‍‍‍‍‍‍‍‍‍‍‍‍‍‍‍‍‍‍‍‍‍‍‍‍‍‍‍‍‍‍‍‍‍‍‍‍‍‍‍‍‍‍‍‍‍‍‍‍‍‍‍‍‍‍‍‍‍‍‍‍‍‍‍‍‍‍‍‍‍‍‍‍‍‍‍‍‍‍‍‍‍‍‍‍‍‍‍‍‍‍‍‍‍‍‍‍‍‍‍‍‍‍‍‍‍‍‍‍‍‍‍‍‍‍‍‍‍‍‍‍‍‍‍‍‍‍‍‍‍‍‍‍‍‍‍‍‍‍‍‍‍‍‍‍‍‍‍‍‍‍‍‍‍‍‍‍‍‍‍‍‍‍‍‍‍‍‍‍‍‍‍‍‍‍‍‍‍‍‍‍‍‍‍‍‍‍‍‍‍‍‍‍‍‍‍‍‍‍‍‍‍‍‍‍‍‍‍‍‍‍‍‍‍‍‍‍‍‍‍‍‍‍‍‍‍‍‍‍‍‍‍‍‍‍‍‍‍‍‍‍‍‍‍‍‍‍‍‍‍‍‍‍‍‍‍‍‍‍‍‍‍‍‍‍‍‍‍‍‍‍‍‍‍‍‍‍‍‍‍‍‍‍‍‍‍‍‍‍‍‍‍‍‍‍‍‍‍‍‍‍‍‍‍‍‍‍‍‍‍‍‍‍‍‍‍‍‍‍‍‍‍‍‍‍‍‍‍‍‍‍‍‍‍‍‍‍‍‍‍‍‍‍‍‍‍‍‍‍‍‍‍‍‍‍‍‍‍‍‍‍‍‍‍‍‍‍‍‍‍‍‍‍‍‍‍‍‍‍‍‍‍‍‍‍‍‍‍‍‍‍‍‍‍‍‍‍‍‍‍‍‍‍‍‍‍‍‍‍‍‍‍‍‍‍‍‍‍‍‍‍‍‍‍‍‍‍‍‍‍‍‍‍‍‍‍‍‍‍‍‍‍‍‍‍‍‍‍‍‍‍‍‍‍‍‍‍‍‍‍‍‍‍‍‍‍‍‍‍‍‍‍‍‍‍‍‍‍‍‍‍‍‍‍‍‍‍‍‍‍‍‍‍‍‍‍‍‍‍‍‍‍‍‍‍‍‍‍‍‍‍‍‍‍‍‍‍‍‍‍‍‍‍‍‍‍‍‍‍‍‍‍‍‍‍‍‍‍‍‍‍‍‍‍‍‍‍‍‍‍‍‍‍‍‍‍‍‍‍‍‍‍‍‍‍‍‍‍‍‍‍‍‍‍‍‍‍‍‍‍‍‍‍‍‍‍‍‍‍‍‍‍‍‍‍‍‍‍‍‍‍‍‍‍‍‍‍‍‍‍‍‍‍‍‍‍‍‍‍‍‍‍‍‍‍‍‍‍‍‍‍‍‍‍‍‍‍‍‍‍‍‍‍‍‍‍‍‍‍‍‍‍‍‍‍‍‍‍‍‍‍‍‍‍‍‍‍‍‍‍‍‍‍‍‍‍‍‍‍‍‍‍‍‍‍‍‍‍‍‍‍‍‍‍‍‍‍‍‍‍‍‍‍‍‍‍‍‍‍‍‍‍‍‍‍‍‍‍‍‍‍‍‍‍‍‍‍‍‍‍‍‍‍‍‍‍‍‍‍‍‍‍‍‍‍‍‍‍‍‍‍‍‍‍‍‍‍‍‍‍‍‍‍‍‍‍‍‍‍‍‍‍‍‍‍‍‍‍‍‍‍‍‍‍‍‍‍‍‍‍‍‍‍‍‍‍‍‍‍‍‍‍‍‍‍‍‍‍‍‍‍‍‍‍‍‍‍‍‍‍‍‍‍‍‍‍‍‍‍‍‍‍‍‍‍‍‍‍‍‍‍‍‍‍‍‍‍‍‍‍‍‍‍‍‍‍‍‍‍‍‍‍‍‍‍‍‍‍‍‍‍‍‍‍‍‍‍‍‍‍‍‍‍‍‍‍‍‍‍‍‍‍‍‍‍‍‍‍‍‍‍‍‍‍‍‍‍‍‍‍‍‍‍‍‍‍‍‍‍‍‍‍‍‍‍‍‍‍‍‍‍‍‍‍‍‍‍‍‍‍‍‍‍‍‍‍‍‍‍‍‍‍‍‍‍‍‍‍‍‍‍‍‍‍‍‍‍‍‍‍‍‍‍‍‍‍‍‍‍‍‍‍‍‍‍‍‍‍‍‍‍‍‍‍‍‍‍‍‍‍‍‍‍‍‍‍‍‍‍‍‍‍‍‍‍‍‍‍‍‍‍‍‍‍‍‍‍‍‍‍‍‍‍‍‍‍‍‍‍‍‍‍‍‍‍‍‍‍‍‍‍‍‍‍‍‍‍‍‍‍‍‍‍‍‍‍‍‍‍‍‍‍‍‍‍‍‍‍‍‍‍‍‍‍‍‍‍‍‍‍‍‍‍‍‍‍‍‍‍‍‍‍‍‍‍‍‍‍‍‍‍‍‍‍‍‍‍‍‍‍‍‍‍‍‍‍‍‍‍‍‍‍‍‍‍‍‍‍‍‍‍‍‍‍‍‍‍‍‍‍‍‍‍‍‍‍‍‍‍‍‍‍‍‍‍‍‍‍‍‍‍‍‍‍‍‍‍‍‍‍‍‍‍‍‍‍‍‍‍‍‍‍‍‍‍‍‍‍‍‍‍‍‍‍‍‍‍‍‍‍‍‍‍‍‍‍‍‍‍‍‍‍‍‍‍‍‍‍‍‍‍‍‍‍‍‍‍‍‍‍‍‍‍‍‍‍‍‍‍‍‍‍‍‍‍‍‍‍‍‍‍‍‍‍‍‍‍‍‍‍‍‍‍‍‍‍‍‍‍‍‍‍‍‍‍‍‍‍‍‍‍‍‍‍‍‍‍‍‍‍‍‍‍‍‍‍‍‍‍‍‍‍‍‍‍‍‍‍‍‍‍‍‍‍‍‍‍‍‍‍‍‍‍‍‍‍‍‍‍‍‍‍‍‍‍‍‍‍‍‍‍‍‍‍‍‍‍‍‍‍‍‍‍‍‍‍‍‍‍‍‍‍‍‍‍‍‍‍‍‍‍‍‍‍‍‍‍‍‍‍‍‍‍‍‍‍‍‍‍‍‍‍‍‍‍‍‍‍‍‍‍‍‍‍‍‍‍‍‍‍‍‍‍‍‍‍‍‍‍‍‍‍‍‍‍‍‍‍‍‍‍‍‍‍‍‍‍‍‍‍‍‍‍‍‍‍‍‍‍‍‍‍‍‍‍‍‍‍‍‍‍‍‍
এআই গ্লোবাল স্লোডাউন র‍্যাঙ্কিংস র‌‍‍‍‍‍‍‍‍‍‍‍‍‍‍‍‍‍‍‍‍‍‍‍‍‍‍‍‍‍‍‍‍‍‍‍‍‍‍‍‍‍‍‍‍‍‍‍‍‍‍‍‍‍‍‍‍‍‍‍‍‍‍‍‍‍‍‍‍‍‍‍‍‍‍‍‍‍‍‍‍‍‍‍‍‍‍‍‍‍‍‍‍‍‍‍‍‍‍‍‍‍‍‍‍‍‍‍‍‍‍‍‍‍‍‍‍‍‍‍‍‍‍‍‍‍‍‍‍‍‍‍‍‍‍‍‍‍‍‍‍‍‍‍‍‍‍‍‍‍‍‍‍‍‍‍‍‍‍‍‍‍‍‍‍‍‍‍‍‍‍‍‍‍‍‍‍‍‍‍‍‍‍‍‍‍‍‍‍‍‍‍‍‍‍‍‍‍‍‍‍‍‍‍‍‍‍‍‍‍‍‍‍‍‍‍‍‍‍‍‍‍‍‍‍‍‍‍‍‍‍‍‍‍‍‍‍‍‍‍‍‍‍‍‍‍‍‍‍‍‍‍‍‍‍‍‍‍‍‍‍‍‍‍‍‍‍‍‍‍‍‍‍‍‍‍‍‍‍‍‍‍‍‍‍‍‍‍‍‍‍‍‍‍‍‍‍‍‍‍‍‍‍‍‍‍‍‍‍‍‍‍‍‍‍‍‍‍‍‍‍‍‍‍‍‍‍‍‍‍‍‍‍‍‍‍‍‍‍‍‍‍‍‍‍‍‍‍‍‍‍‍‍‍‍‍‍‍‍‍‍‍‍‍‍‍‍‍‍‍‍‍‍‍‍‍‍‍‍‍‍‍‍‍‍‍‍‍‍‍‍‍‍‍‍‍‍‍‍‍‍‍‍‍‍‍‍‍‍‍‍‍‍‍‍‍‍‍‍‍‍‍‍‍‍‍‍‍‍‍‍‍‍‍‍‍‍‍‍‍‍‍‍‍‍‍‍‍‍‍‍‍‍‍‍‍‍‍‍‍‍‍‍‍‍‍‍‍‍‍‍‍‍‍‍‍‍‍‍‍‍‍‍‍‍‍‍‍‍‍‍‍‍‍‍‍‍‍‍‍‍‍‍‍‍‍‍‍‍‍‍‍‍‍‍‍‍‍‍‍‍‍‍‍‍‍‍‍‍‍‍‍‍‍‍‍‍‍‍‍‍‍‍‍‍‍‍‍‍‍‍‍‍‍‍‍‍‍‍‍‍‍‍‍‍‍‍‍‍‍‍‍‍‍‍‍‍‍‍‍‍‍‍‍‍‍‍‍‍‍‍‍‍‍‍‍‍‍‍‍‍‍‍‍‍‍‍‍‍‍‍‍‍‍‍‍‍‍‍‍‍‍‍‍‍‍‍‍‍‍‍‍‍‍‍‍‍‍‍‍‍‍‍‍‍‍‍‍‍‍‍‍‍‍‍‍‍‍‍‍‍‍‍‍‍‍‍‍‍‍‍‍‍‍‍‍‍‍‍‍‍‍‍‍‍‍‍‍‍‍‍‍‍‍‍‍‍‍‍‍‍‍‍‍‍‍‍‍‍‍‍‍‍‍‍‍‍‍‍‍‍‍‍‍‍‍‍‍‍‍‍‍‍‍‍‍‍‍‍‍‍‍‍‍‍‍‍‍‍‍‍‍‍‍‍‍‍‍‍‍‍‍‍‍‍‍‍‍‍‍‍‍‍‍‍‍‍‍‍‍‍‍‍‍‍‍‍‍‍‍‍‍‍‍‍‍‍‍‍‍‍‍‍‍‍‍‍‍‍‍‍‍‍‍‍‍‍‍‍‍‍‍‍‍‍‍‍‍‍‍‍‍‍‍‍‍‍‍‍‍‍‍‍‍‍‍‍‍‍‍‍‍‍‍‍‍‍‍‍‍‍‍‍‍‍‍‍‍‍‍‍‍‍‍‍‍‍‍‍‍‍‍‍‍‍‍‍‍‍‍‍‍‍‍‍‍‍‍‍‍‍‍‍‍‍‍‍‍‍‍‍‍‍‍‍‍‍‍‍‍‍‍‍‍‍‍‍‍‍‍‍‍‍‍‍‍‍‍‍‍‍‍‍‍‍‍‍‍‍‍‍‍‍‍‍‍‍‍‍‍‍‍‍‍‍‍‍‍‍‍‍‍‍‍‍‍‍‍‍‍‍‍‍‍‍‍‍‍‍‍‍‍‍‍‍‍‍‍‍‍‍‍‍‍‍‍‍‍‍‍‍‍‍‍‍‍‍‍‍‍‍‍‍‍‍‍‍‍‍‍‍‍‍‍‍‍‍‍‍‍‍‍‍‍‍‍‍‍‍‍‍‍‍‍‍‍‍‍‍‍‍‍‍‍‍‍‍‍‍‍‍‍‍‍‍‍‍‍‍‍‍‍‍‍‍‍‍‍‍‍‍‍‍‍‍‍‍‍‍‍‍‍‍‍‍‍‍‍‍‍‍‍‍‍‍‍‍‍‍‍‍‍‍‍‍‍‍‍‍‍‍‍‍‍‍‍‍‍‍‍‍‍‍‍‍‍‍‍‍‍‍‍‍‍‍‍‍‍‍‍‍‍‍‍‍‍‍‍‍‍‍‍‍‍‍‍‍‍‍‍‍‍‍‍‍‍‍‍‍‍‍‍‍‍‍‍‍‍‍‍‍‍‍‍‍‍‍‍‍‍‍‍‍‍‍‍‍‍‍‍‍‍‍‍‍‍‍‍‍‍‍‍‍‍‍‍‍‍‍‍‍‍‍‍‍‍‍‍‍‍‍‍‍‍‍‍‍‍‍‍‍‍‍‍‍‍‍‍‍‍‍‍‍‍‍‍‍‍‍‍‍‍‍‍‍‍‍‍‍‍‍‍‍‍‍‍‍‍‍‍‍‍‍‍‍‍‍‍‍‍‍‍‍‍‍‍‍‍‍‍‍‍‍‍‍‍‍‍‍‍‍‍‍‍‍‍‍‍‍‍‍‍‍‍‍‍‍‍‍‍‍‍‍‍‍‍‍‍‍‍‍‍‍‍‍‍‍‍‍‍‍‍‍‍‍‍‍‍‍‍‍‍‍‍‍‍‍‍‍‍‍‍‍‍‍‍‍‍‍‍‍‍‍‍‍‍‍‍‍‍‍‍‍‍‍‍‍‍‍‍‍‍‍‍‍‍‍‍‍‍‍‍‍‍‍‍‍‍‍‍‍‍‍‍‍‍‍‍‍‍‍‍‍‍‍‍‍‍‍‍‍‍‍‍‍‍‍‍‍‍‍‍‍‍‍‍‍‍‍‍‍‍‍‍‍‍‍‍‍‍‍‍‍‍‍‍‍‍‍‍‍‍‍‍‍‍‍‍‍‍‍‍‍‍‍‍‍‍‍‍‍‍‍‍‍‍‍‍‍‍‍‍‍‍‍‍‍‍‍‍‍‍‍‍‍‍‍‍‍‍‍‍‍‍‍‍‍‍‍‍‍‍‍‍‍‍‍‍‍‍‍‍‍‍‍‍‍‍‍‍‍‍‍‍‍‍‍‍‍‍‍‍‍‍‍‍‍‍‍‍‍‍‍‍‍‍‍‍‍‍‍‍‍‍‍‍‍‍‍‍‍‍‍‍‍‍‍‍‍‍‍‍‍‍‍‍‍‍‍‍‍‍‍‍‍‍‍‍‍‍‍‍‍‍‍‍‍‍‍‍‍‍‍‍‍‍‍‍‍‍‍‍‍‍‍‍‍‍‍‍‍‍‍‍‍‍‍‍‍‍‍‍‍‍‍‍‍‍‍‍‍‍‍‍‍‍‍‍‍‍‍‍‍‍‍‍‍‍‍‍‍‍‍‍‍‍‍‍‍‍‍‍‍‍‍‍‍‍‍‍‍‍‍‍‍‍‍‍‍‍‍‍‍‍‍‍‍‍‍‍‍‍‍‍‍‍‍‍‍‍‍‍‍‍‍‍‍‍‍‍‍‍‍‍‍‍‍‍‍‍‍‍‍‍‍‍‍‍‍‍‍‍‍‍‍‍‍‍‍‍‍‍‍‍‍‍‍‍‍‍‍‍‍‍‍‍‍‍‍‍‍‍‍‍‍‍‍‍‍‍‍‍‍‍‍‍‍‍‍‍‍‍‍‍‍‍‍‍‍‍‍‍‍‍‍‍‍‍‍‍‍‍‍‍‍‍‍‍‍‍‍‍‍‍‍‍‍‍‍‍‍‍‍‍‍‍‍‍‍‍‍‍‍‍‍‍‍‍‍‍‍‍‍‍‍‍‍‍‍‍‍‍‍‍‍‍‍‍‍‍‍‍‍‍‍‍‍‍‍‍‍‍‍‍‍‍‍‍‍‍‍‍‍‍‍‍‍‍‍‍‍‍‍‍‍‍‍‍‍‍‍‍‍‍‍‍‍‍‍‍‍‍‍‍‍‍‍‍‍‍‍‍‍‍‍‍‍‍‍